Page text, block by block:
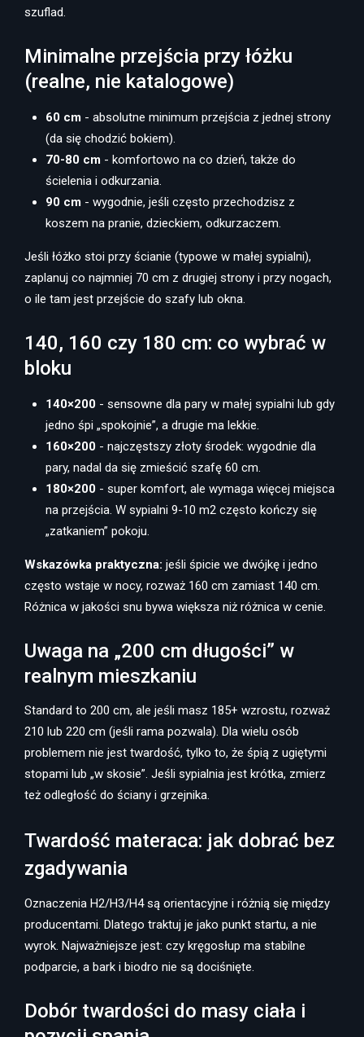
szuflad.
Minimalne przejścia przy łóżku
(realne, nie katalogowe)
60 cm - absolutne minimum przejścia z jednej strony
(da się chodzić bokiem).
70-80 cm - komfortowo na co dzień, także do
ścielenia i odkurzania.
90 cm - wygodnie, jeśli często przechodzisz z
koszem na pranie, dzieckiem, odkurzaczem.
Jeśli łóżko stoi przy ścianie (typowe w małej sypialni),
zaplanuj co najmniej 70 cm z drugiej strony i przy nogach,
o ile tam jest przejście do szafy lub okna.
140, 160 czy 180 cm: co wybrać w
bloku
140×200 - sensowne dla pary w małej sypialni lub gdy
jedno śpi „spokojnie”, a drugie ma lekkie.
160×200 - najczęstszy złoty środek: wygodnie dla
pary, nadal da się zmieścić szafę 60 cm.
180×200 - super komfort, ale wymaga więcej miejsca
na przejścia. W sypialni 9-10 m2 często kończy się
„zatkaniem” pokoju.
Wskazówka praktyczna: jeśli śpicie we dwójkę i jedno
często wstaje w nocy, rozważ 160 cm zamiast 140 cm.
Różnica w jakości snu bywa większa niż różnica w cenie.
Uwaga na „200 cm długości” w
realnym mieszkaniu
Standard to 200 cm, ale jeśli masz 185+ wzrostu, rozważ
210 lub 220 cm (jeśli rama pozwala). Dla wielu osób
problemem nie jest twardość, tylko to, że śpią z ugiętymi
stopami lub „w skosie”. Jeśli sypialnia jest krótka, zmierz
też odległość do ściany i grzejnika.
Twardość materaca: jak dobrać bez
zgadywania
Oznaczenia H2/H3/H4 są orientacyjne i różnią się między
producentami. Dlatego traktuj je jako punkt startu, a nie
wyrok. Najważniejsze jest: czy kręgosłup ma stabilne
podparcie, a bark i biodro nie są dociśnięte.
Dobór twardości do masy ciała i